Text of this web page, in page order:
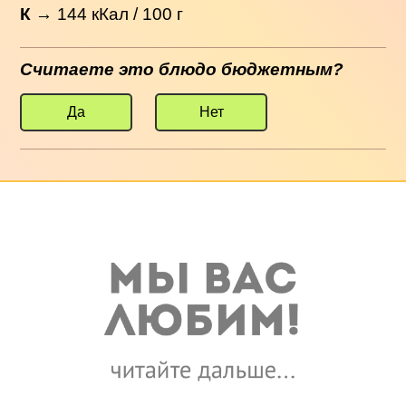
К → 144 кКал / 100 г
Считаете это блюдо бюджетным?
Да Нет